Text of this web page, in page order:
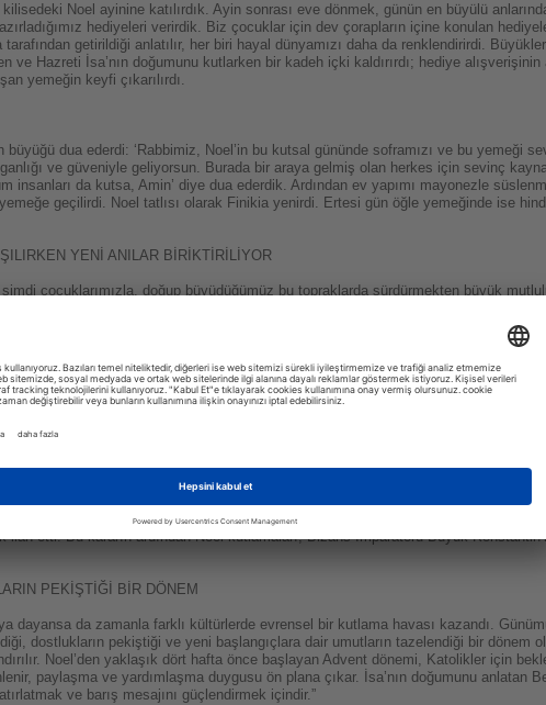
Noel ayinine katılırdık. Ayin sonrası eve dönmek, günün en büyülü
hediyeleri verirdik. Biz çocuklar için dev çorapların içine konulan
getirildiği anlatılır, her biri hayal dünyamızı daha da renklendirirdi.
ve Hazreti İsa’nın doğumunu kutlarken bir kadeh içki kaldırırdı; hediye alışverişinin
yemeğin keyfi çıkarılırdı.
dua ederdi: ‘Rabbimiz, Noel’in bu kutsal gününde soframızı ve bu yemeği
ve güveniyle geliyorsun. Burada bir araya gelmiş olan herkes için sevinç
insanları da kutsa, Amin’ diye dua ederdik. Ardından ev yapımı mayonezle
geçilirdi. Noel tatlısı olarak Finikia yenirdi. Ertesi gün öğle yemeğinde ise
YENİ ANILAR BİRİKTİRİLİYOR
çocuklarımızla, doğup büyüdüğümüz bu topraklarda sürdürmekten büyük
yaşamak bizim için kuşaktan kuşağa aktarılan çok özel bir değer. Noel’i özel
etrafında eski anılarımızı paylaşırken yeni anılar biriktiriyoruz. Hediyeleşme
ÖN PLANA ÇIKIYOR
sürecinin sonucu kutlanan bir bayram olduğunu vurgulayan Çavuşoğlu,
ve umut temalarıyla öne çıkan özel bir gündür. Hristiyanlığın yayılmasından
IV. yüzyıldan itibaren gücünü artıran Kilise ise, bu günü Hazreti İsa’nın doğum
doğum günü ve yıl dönümü anlamına gelen ‘Natalis’ kelimesine dayanıyor.
en eski kaynağı 325 veya 336 yıllarına kadar uzansa da, Papa Liberius M.S.
ilan etti. Bu kararın ardından Noel kutlamaları, Bizans İmparatoru Büyük
PEKİŞTİĞİ BİR DÖNEM
dayansa da zamanla farklı kültürlerde evrensel bir kutlama havası kazandı.
dostlukların pekiştiği ve yeni başlangıçlara dair umutların tazelendiği bir dönem
Noel’den yaklaşık dört hafta önce başlayan Advent dönemi, Katolikler için
paylaşma ve yardımlaşma duygusu ön plana çıkar. İsa’nın doğumunu anlatan
ve barış mesajını güçlendirmek içindir.”